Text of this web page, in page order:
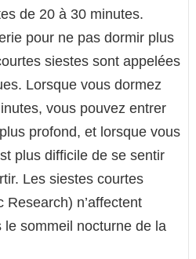
de 20 à 30 minutes.
pour ne pas dormir plus
siestes sont appelées
Lorsque vous dormez
vous pouvez entrer
profond, et lorsque vous
plus difficile de se sentir
Les siestes courtes
Research) n’affectent
le sommeil nocturne de la